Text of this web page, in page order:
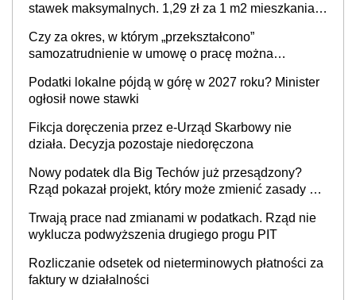
stawek maksymalnych. 1,29 zł za 1 m2 mieszkania,
prowadzeniem działalności gospodarczej
Czy za okres, w którym „przekształcono”
samozatrudnienie w umowę o pracę można
cywilnoprawnej jedynym racjonalnym wyjściem
Podatki lokalne pójdą w górę w 2027 roku? Minister
ogłosił nowe stawki
Fikcja doręczenia przez e-Urząd Skarbowy nie
działa. Decyzja pozostaje niedoręczona
Nowy podatek dla Big Techów już przesądzony?
Rząd pokazał projekt, który może zmienić zasady gry
Trwają prace nad zmianami w podatkach. Rząd nie
wyklucza podwyższenia drugiego progu PIT
Rozliczanie odsetek od nieterminowych płatności za
faktury w działalności